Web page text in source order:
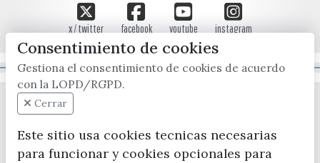
x / twitter facebook youtube instagram
Mapa Web
Consentimiento de cookies
Gestiona el consentimiento de cookies de acuerdo
con la LOPD/RGPD.
Cerrar
Este sitio usa cookies tecnicas necesarias
para funcionar y cookies opcionales para